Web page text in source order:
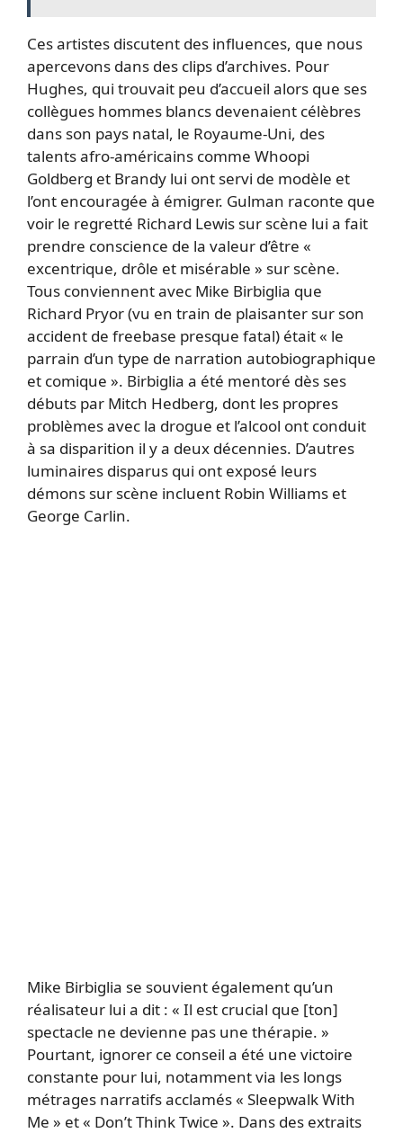
Ces artistes discutent des influences, que nous
apercevons dans des clips d’archives. Pour
Hughes, qui trouvait peu d’accueil alors que ses
collègues hommes blancs devenaient célèbres
dans son pays natal, le Royaume-Uni, des
talents afro-américains comme Whoopi
Goldberg et Brandy lui ont servi de modèle et
l’ont encouragée à émigrer. Gulman raconte que
voir le regretté Richard Lewis sur scène lui a fait
prendre conscience de la valeur d’être «
excentrique, drôle et misérable » sur scène.
Tous conviennent avec Mike Birbiglia que
Richard Pryor (vu en train de plaisanter sur son
accident de freebase presque fatal) était « le
parrain d’un type de narration autobiographique
et comique ». Birbiglia a été mentoré dès ses
débuts par Mitch Hedberg, dont les propres
problèmes avec la drogue et l’alcool ont conduit
à sa disparition il y a deux décennies. D’autres
luminaires disparus qui ont exposé leurs
démons sur scène incluent Robin Williams et
George Carlin.
Mike Birbiglia se souvient également qu’un
réalisateur lui a dit : « Il est crucial que [ton]
spectacle ne devienne pas une thérapie. »
Pourtant, ignorer ce conseil a été une victoire
constante pour lui, notamment via les longs
métrages narratifs acclamés « Sleepwalk With
Me » et « Don’t Think Twice ». Dans des extraits